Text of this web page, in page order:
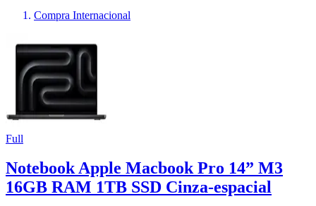
Compra Internacional
Full
Notebook Apple Macbook Pro 14” M3
16GB RAM 1TB SSD Cinza-espacial